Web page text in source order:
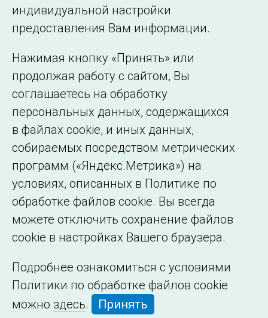
©2005–2026 АО «СО ЕЭС»
Филиалы и
представительства
образовательной
организации
индивидуальной настройки
предоставления Вам информации.
Нажимая кнопку «Принять» или
продолжая работу с сайтом, Вы
соглашаетесь на обработку
персональных данных, содержащихся
в файлах cookie, и иных данных,
собираемых посредством метрических
программ («Яндекс.Метрика») на
условиях, описанных в Политике по
обработке файлов cookie. Вы всегда
можете отключить сохранение файлов
cookie в настройках Вашего браузера.
Подробнее ознакомиться с условиями
Политики по обработке файлов cookie
можно здесь. Принять